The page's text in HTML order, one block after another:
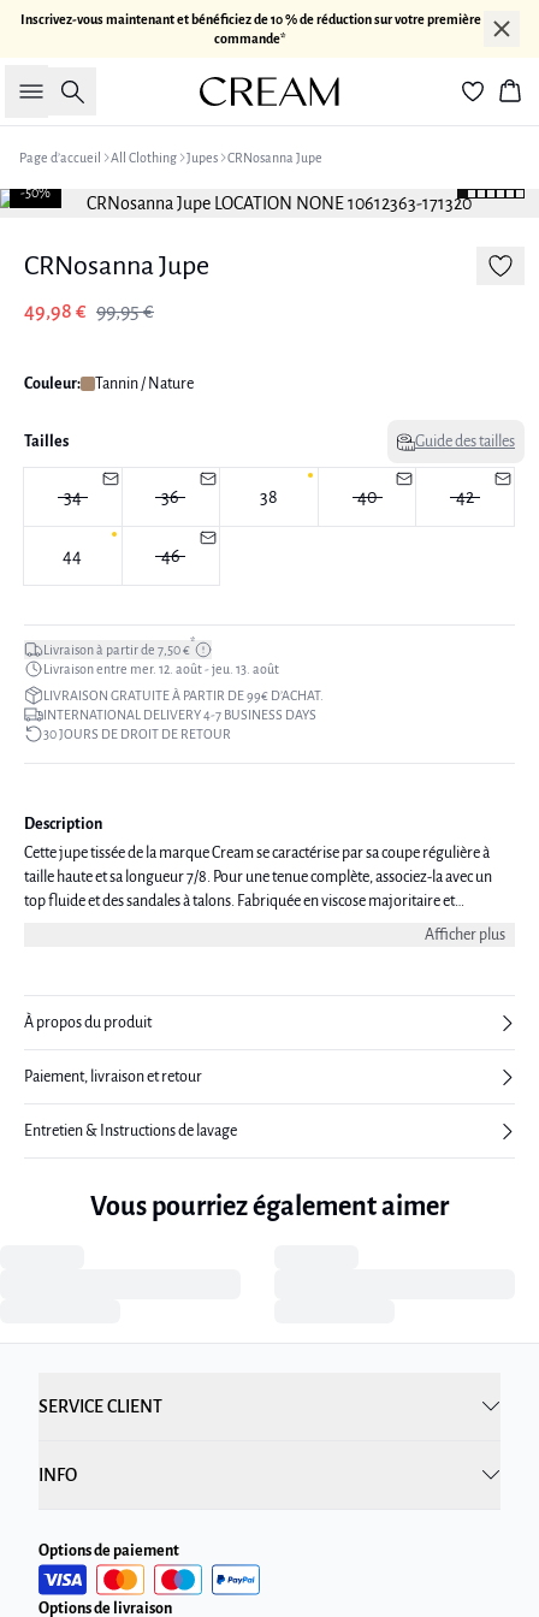
Inscrivez-vous maintenant et bénéficiez de 10 % de réduction sur votre première
commande*
Rechercher
Page d’accueil All Clothing Jupes CRNosanna Jupe
-50%
CRNosanna Jupe
49,98 € 99,95 €
Couleur: Tannin / Nature
Tailles Guide des tailles
34 36 38 40 42
44 46
Livraison à partir de 7,50 €*
Livraison entre mer. 12. août - jeu. 13. août
LIVRAISON GRATUITE À PARTIR DE 99€ D’ACHAT.
INTERNATIONAL DELIVERY 4-7 BUSINESS DAYS
30 JOURS DE DROIT DE RETOUR
Description
Cette jupe tissée de la marque Cream se caractérise par sa coupe régulière à
taille haute et sa longueur 7/8. Pour une tenue complète, associez-la avec un
top fluide et des sandales à talons. Fabriquée en viscose majoritaire et
Afficher plus
À propos du produit
Paiement, livraison et retour
Entretien & Instructions de lavage
Vous pourriez également aimer
SERVICE CLIENT
INFO
Options de paiement
Options de livraison